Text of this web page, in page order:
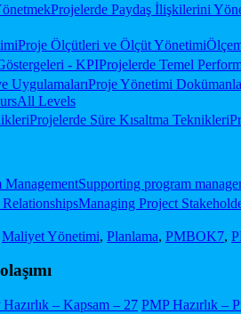
Projelerde Paydaş İlişkilerini
Proje Ölçütleri ve Ölçüt Yönetimi
Projelerde Temel
Proje Yönetimi
All Levels
Projelerde Süre Kısaltma Teknikleri
ManagementSupporting program
Managing Project
Maliyet Yönetimi, Planlama, PMBOK7,
– Kapsam – 27 PMP Hazırlık –